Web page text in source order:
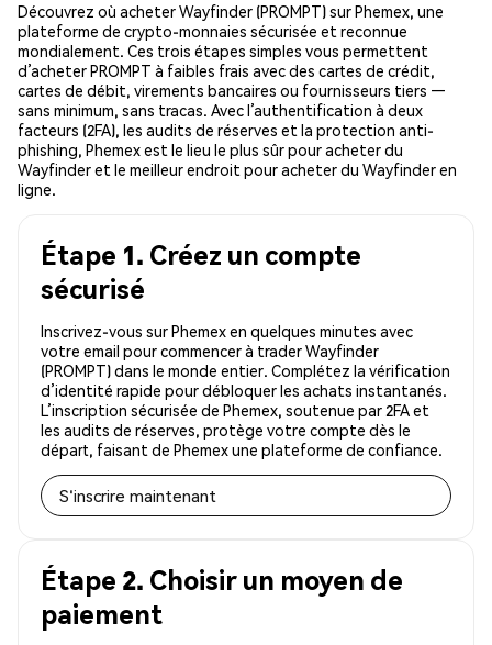
Découvrez où acheter Wayfinder (PROMPT) sur Phemex, une
plateforme de crypto-monnaies sécurisée et reconnue
mondialement. Ces trois étapes simples vous permettent
d’acheter PROMPT à faibles frais avec des cartes de crédit,
cartes de débit, virements bancaires ou fournisseurs tiers —
sans minimum, sans tracas. Avec l’authentification à deux
facteurs (2FA), les audits de réserves et la protection anti-
phishing, Phemex est le lieu le plus sûr pour acheter du
Wayfinder et le meilleur endroit pour acheter du Wayfinder en
ligne.
Étape 1. Créez un compte
sécurisé
Inscrivez-vous sur Phemex en quelques minutes avec
votre email pour commencer à trader Wayfinder
(PROMPT) dans le monde entier. Complétez la vérification
d’identité rapide pour débloquer les achats instantanés.
L’inscription sécurisée de Phemex, soutenue par 2FA et
les audits de réserves, protège votre compte dès le
départ, faisant de Phemex une plateforme de confiance.
S'inscrire maintenant
Étape 2. Choisir un moyen de
paiement